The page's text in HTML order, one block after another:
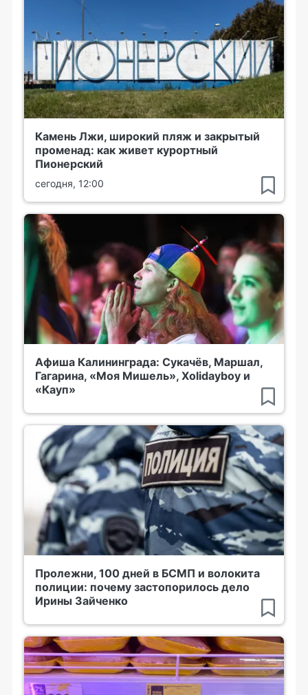
Камень Лжи, широкий пляж и закрытый
променад: как живет курортный
Пионерский
сегодня, 12:00
Афиша Калининграда: Сукачёв, Маршал,
Гагарина, «Моя Мишель», Xolidayboy и
«Кауп»
Пролежни, 100 дней в БСМП и волокита
полиции: почему застопорилось дело
Ирины Зайченко